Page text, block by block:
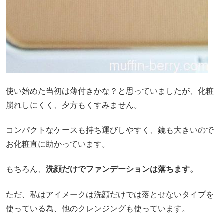
使い始めた当初は薄付きかな？と思っていましたが、化粧
崩れしにくく、夕方もくすみません。
コンパクトなケースも持ち運びしやすく、鏡も大きいので
お化粧直に助かっています。
もちろん、 洗顔だけでファンデーションは落ちます。
ただ、私はアイメークは洗顔だけでは落とせないタイプを
使っている為、他のクレンジングも使っています。